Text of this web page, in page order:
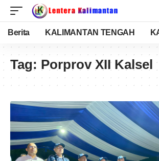
Berita KALIMANTAN TENGAH
Tag: Porprov XII Kalsel